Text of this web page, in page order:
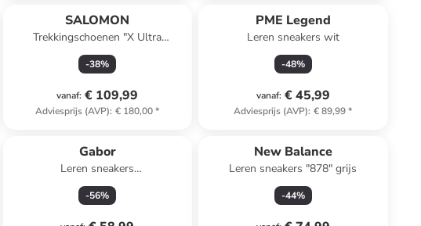
SALOMON
Trekkingschoenen "X Ultra
Snowpilot" antraciet/zwart
-38%
vanaf: € 109,99
Adviesprijs (AVP): € 180,00*
PME Legend
Leren sneakers wit
-48%
vanaf: € 45,99
Adviesprijs (AVP): € 89,99*
Gabor
Leren sneakers
zwart/wit/zilverkleurig
-56%
New Balance
Leren sneakers "878" grijs
-44%